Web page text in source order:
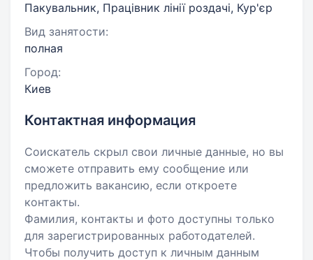
Пакувальник, Працівник лінії роздачі, Кур'єр
Вид занятости:
полная
Город:
Киев
Контактная информация
Соискатель скрыл свои личные данные, но вы
сможете отправить ему сообщение или
предложить вакансию, если откроете
контакты.
Фамилия, контакты и фото доступны только
для зарегистрированных работодателей.
Чтобы получить доступ к личным данным